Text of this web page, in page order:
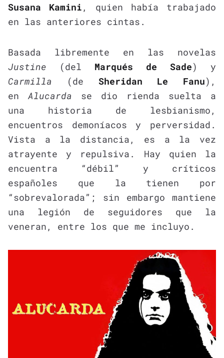
Susana Kamini , quien había trabajado
en las anteriores cintas.
Basada libremente en las novelas
Justine (del Marqués de Sade) y
Carmilla (de Sheridan Le Fanu),
en Alucarda se dio rienda suelta a
una historia de lesbianismo,
encuentros demoníacos y perversidad.
Vista a la distancia, es a la vez
atrayente y repulsiva. Hay quien la
encuentra “débil” y críticos
españoles que la tienen por
“sobrevalorada”; sin embargo mantiene
una legión de seguidores que la
veneran, entre los que me incluyo.